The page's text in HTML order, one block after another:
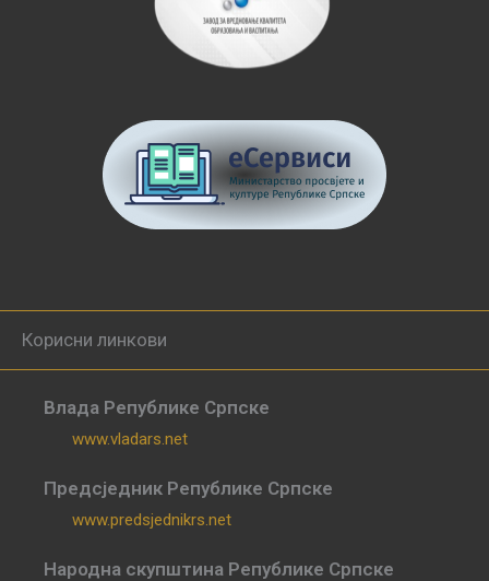
Корисни линкови
Влада Републике Српске
www.vladars.net
Предсједник Републике Српске
www.predsjednikrs.net
Народна скупштина Републике Српске